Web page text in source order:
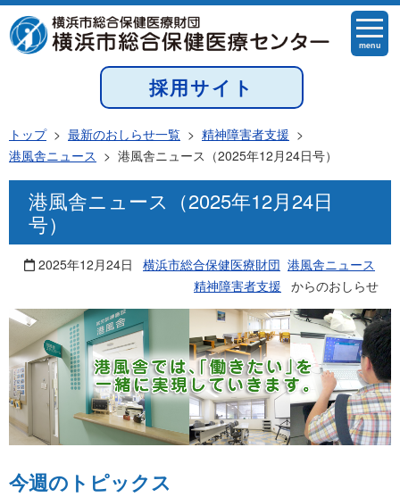
menu
採用サイト
トップ> 最新のおしらせ一覧 > 精神障害者支援 >
港風舎ニュース > 港風舎ニュース（2025年12月24日号）
港風舎ニュース（2025年12月24日
号）
2025年12月24日 横浜市総合保健医療財団 港風舎ニュース
精神障害者支援 からのおしらせ
今週のトピックス